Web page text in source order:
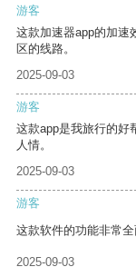
游客
这款加速器app的加速
区的线路。
2025-09-03
游客
这款app是我旅行的好
人情。
2025-09-03
游客
这款软件的功能非常全
2025-09-03